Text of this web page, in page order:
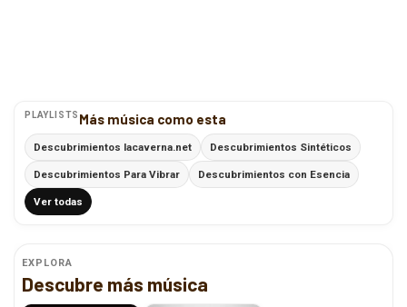
PLAYLISTS Más música como esta
Descubrimientos lacaverna.net Descubrimientos Sintéticos
Descubrimientos Para Vibrar Descubrimientos con Esencia
Ver todas
EXPLORA
Descubre más música